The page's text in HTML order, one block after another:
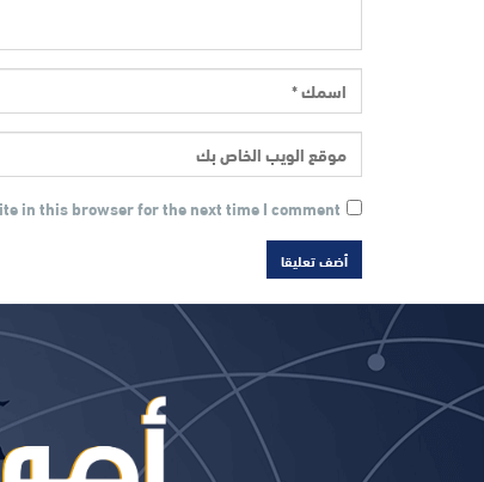
in this browser for the next time I comment.